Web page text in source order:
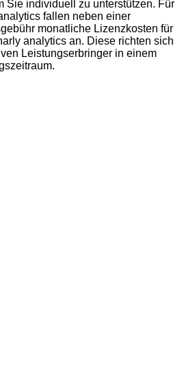
Sie individuell zu unterstützen. Für
fallen neben einer
monatliche Lizenzkosten für
analytics an. Diese richten sich
Leistungserbringer in einem